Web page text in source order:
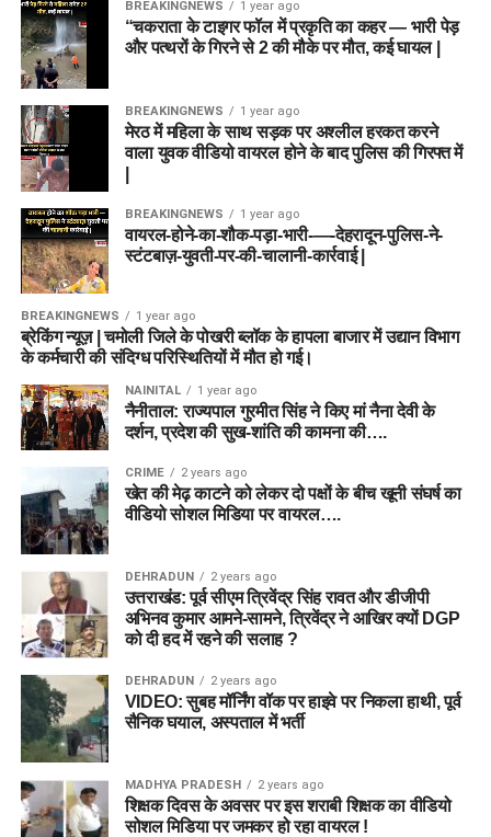
BREAKINGNEWS 1 year ago
“चकराता के टाइगर फॉल में प्रकृति का कहर — भारी पेड़
और पत्थरों के गिरने से 2 की मौके पर मौत, कई घायल |
BREAKINGNEWS 1 year ago
मेरठ में महिला के साथ सड़क पर अश्लील हरकत करने
वाला युवक वीडियो वायरल होने के बाद पुलिस की गिरफ्त में
BREAKINGNEWS 1 year ago
वायरल-होने-का-शौक-पड़ा-भारी-—-देहरादून-पुलिस-ने-
स्टंटबाज़-युवती-पर-की-चालानी-कार्रवाई |
BREAKINGNEWS 1 year ago
ब्रेकिंग न्यूज़ | चमोली जिले के पोखरी ब्लॉक के हापला बाजार में उद्यान विभाग
के कर्मचारी की संदिग्ध परिस्थितियों में मौत हो गई।
NAINITAL 1 year ago
नैनीताल: राज्यपाल गुरमीत सिंह ने किए मां नैना देवी के
दर्शन, प्रदेश की सुख-शांति की कामना की….
CRIME 2 years ago
खेत की मेढ़ काटने को लेकर दो पक्षों के बीच खूनी संघर्ष का
वीडियो सोशल मिडिया पर वायरल….
DEHRADUN 2 years ago
उत्तराखंड: पूर्व सीएम त्रिवेंद्र सिंह रावत और डीजीपी
अभिनव कुमार आमने-सामने, त्रिवेंद्र ने आखिर क्यों DGP
को दी हद में रहने की सलाह ?
DEHRADUN 2 years ago
VIDEO: सुबह मॉर्निंग वॉक पर हाइवे पर निकला हाथी, पूर्व
सैनिक घयाल, अस्पताल में भर्ती
MADHYA PRADESH 2 years ago
शिक्षक दिवस के अवसर पर इस शराबी शिक्षक का वीडियो
सोशल मिडिया पर जमकर हो रहा वायरल !